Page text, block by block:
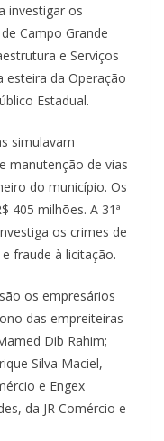
investigar os
Campo Grande
e Serviços
esteira da Operação
Estadual.
simulavam
manutenção de vias
do município. Os
405 milhões. A 31ª
os crimes de
fraude à licitação.
os empresários
das empreiteiras
Dib Rahim;
Silva Maciel,
e Engex
da JR Comércio e